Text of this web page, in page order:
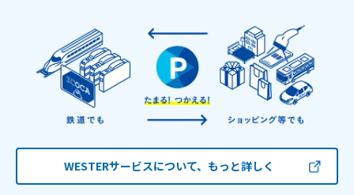
WESTERサービスについて、もっと詳しく